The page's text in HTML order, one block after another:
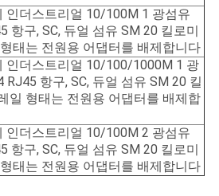
인더스트리얼 10/100M 1 광섬유
항구, SC, 듀얼 섬유 SM 20 킬로미
태는 전원용 어댑터를 배제합니다
인더스트리얼 10/100/1000M 1 광
RJ45 항구, SC, 듀얼 섬유 SM 20 킬
일 형태는 전원용 어댑터를 배제합
인더스트리얼 10/100M 2 광섬유
항구, SC, 듀얼 섬유 SM 20 킬로미
태는 전원용 어댑터를 배제합니다